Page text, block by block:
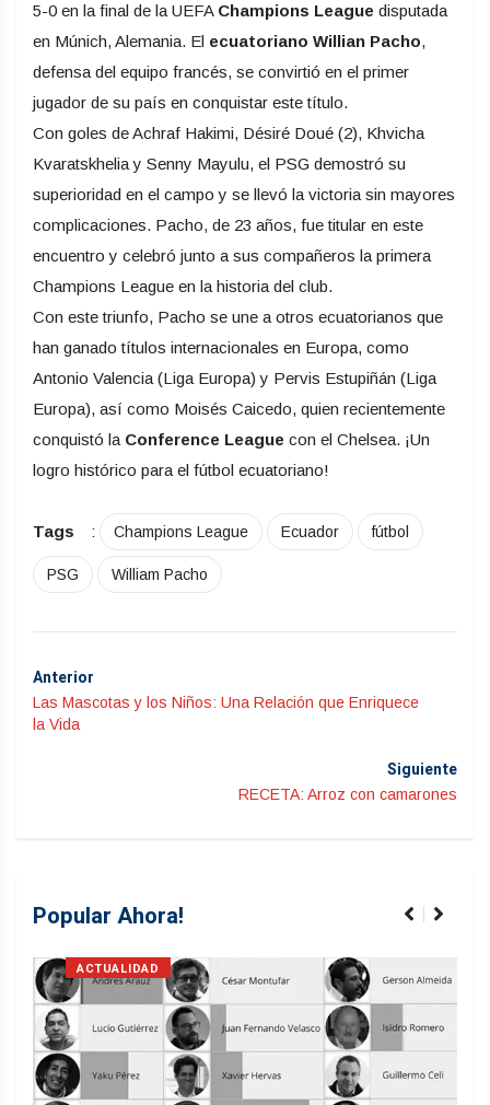
5-0 en la final de la UEFA Champions League disputada
en Múnich, Alemania. El ecuatoriano Willian Pacho,
defensa del equipo francés, se convirtió en el primer
jugador de su país en conquistar este título.
Con goles de Achraf Hakimi, Désiré Doué (2), Khvicha
Kvaratskhelia y Senny Mayulu, el PSG demostró su
superioridad en el campo y se llevó la victoria sin mayores
complicaciones. Pacho, de 23 años, fue titular en este
encuentro y celebró junto a sus compañeros la primera
Champions League en la historia del club.
Con este triunfo, Pacho se une a otros ecuatorianos que
han ganado títulos internacionales en Europa, como
Antonio Valencia (Liga Europa) y Pervis Estupiñán (Liga
Europa), así como Moisés Caicedo, quien recientemente
conquistó la Conference League con el Chelsea. ¡Un
logro histórico para el fútbol ecuatoriano!
Tags : Champions League Ecuador fútbol
PSG William Pacho
Anterior
Las Mascotas y los Niños: Una Relación que Enriquece
la Vida
Siguiente
RECETA: Arroz con camarones
Popular Ahora!
ACTUALIDAD